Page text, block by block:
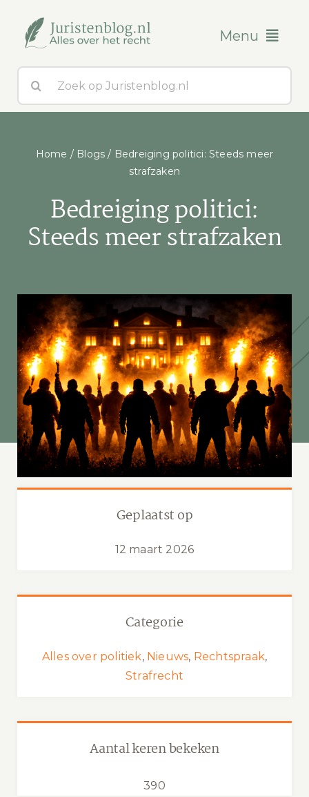
inhoud
Menu
Blogs
naar:
Home / Blogs / Bedreiging politici: Steeds meer
strafzaken
Bedreiging politici:
Steeds meer strafzaken
Categorie
Alles over politiek, Nieuws, Rechtspraak,
Strafrecht
Geplaatst op
12 maart 2026
Aantal keren bekeken
390